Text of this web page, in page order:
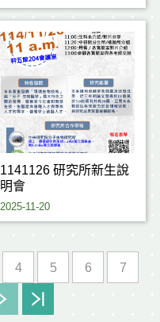
1141126 研究所新生說
明會
2025-11-20
4 5 6 7